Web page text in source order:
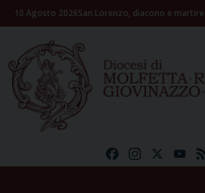
Skip10 Agosto 2026San Lorenzo, diacono e martire
FacebookInstagram